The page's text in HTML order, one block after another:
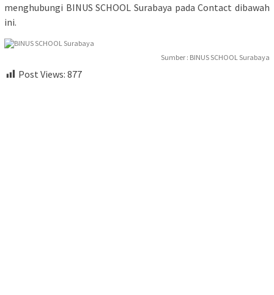
menghubungi BINUS SCHOOL Surabaya pada Contact dibawah
ini.
Sumber : BINUS SCHOOL Surabaya
Post Views: 877